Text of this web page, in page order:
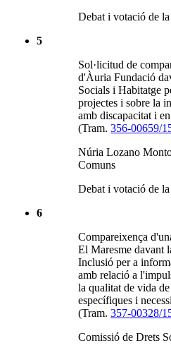
Debat i votació de
5
Sol·licitud de
d'Àuria Fundació
Socials i Habitatge
projectes i sobre la
amb discapacitat i
(Tram.356-00659/
Núria Lozano
Comuns
Debat i votació de
6
Compareixença
El Maresme davant
Inclusió per a
amb relació a
la qualitat de vida
específiques i
(Tram.357-00328/
Comissió de Drets